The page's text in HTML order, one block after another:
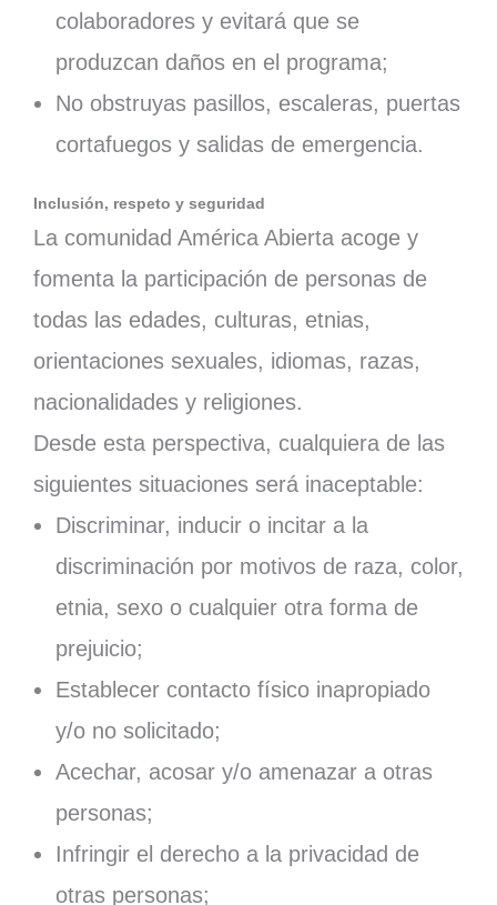
colaboradores y evitará que se
produzcan daños en el programa;
No obstruyas pasillos, escaleras, puertas
cortafuegos y salidas de emergencia.
Inclusión, respeto y seguridad
La comunidad América Abierta acoge y
fomenta la participación de personas de
todas las edades, culturas, etnias,
orientaciones sexuales, idiomas, razas,
nacionalidades y religiones.
Desde esta perspectiva, cualquiera de las
siguientes situaciones será inaceptable:
Discriminar, inducir o incitar a la
discriminación por motivos de raza, color,
etnia, sexo o cualquier otra forma de
prejuicio;
Establecer contacto físico inapropiado
y/o no solicitado;
Acechar, acosar y/o amenazar a otras
personas;
Infringir el derecho a la privacidad de
otras personas;